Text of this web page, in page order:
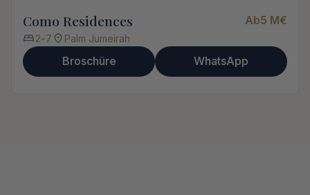
Como Residences Ab5 M€
2-7 Palm Jumeirah
Broschüre WhatsApp